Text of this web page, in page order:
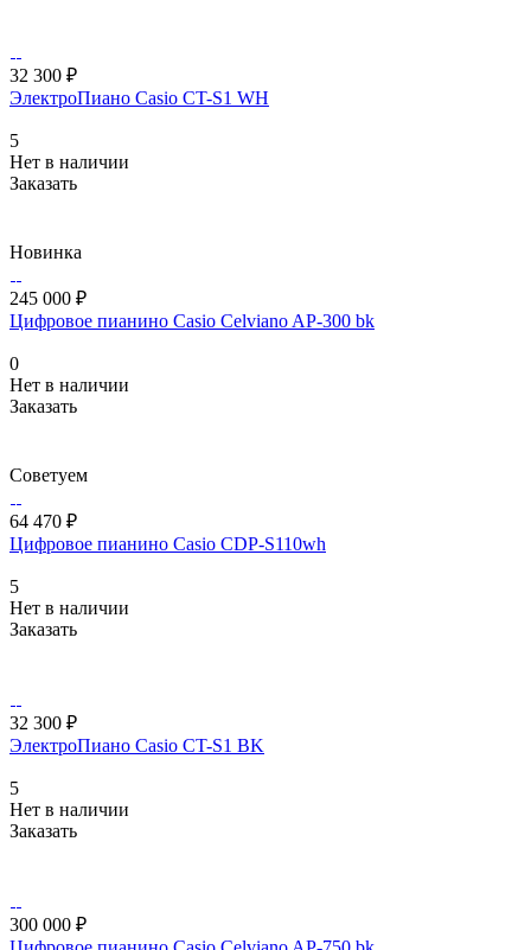
32 300 ₽
ЭлектроПиано Casio CT-S1 WH
5
Нет в наличии
Заказать
Новинка
245 000 ₽
Цифровое пианино Casio Celviano AP-300 bk
0
Нет в наличии
Заказать
Советуем
64 470 ₽
Цифровое пианино Casio CDP-S110wh
5
Нет в наличии
Заказать
32 300 ₽
ЭлектроПиано Casio CT-S1 BK
5
Нет в наличии
Заказать
300 000 ₽